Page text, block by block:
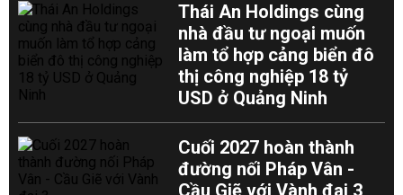
Thái An Holdings cùng
nhà đầu tư ngoại muốn
làm tổ hợp cảng biển đô
thị công nghiệp 18 tỷ
USD ở Quảng Ninh
Cuối 2027 hoàn thành
đường nối Pháp Vân -
Cầu Giẽ với Vành đai 3